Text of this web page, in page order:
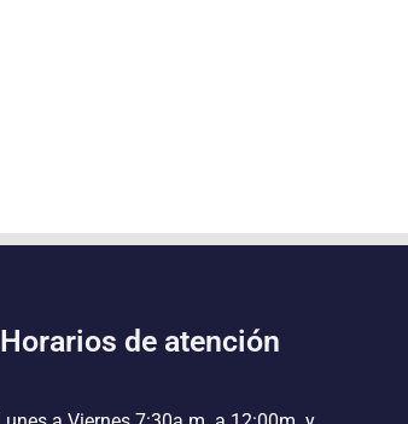
Horarios de atención